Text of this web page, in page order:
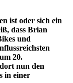
ist oder sich ein
dass Brian
und
20.
nun den
in einer